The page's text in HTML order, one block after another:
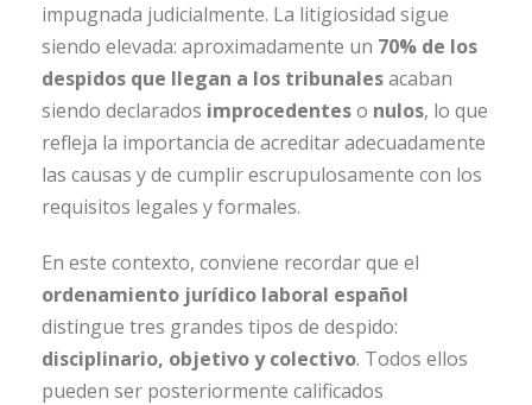
impugnada judicialmente. La litigiosidad sigue
siendo elevada: aproximadamente un 70% de los
despidos que llegan a los tribunalesacaban
siendo declarados improcedenteso nulos, lo que
refleja la importancia de acreditar adecuadamente
las causas y de cumplir escrupulosamente con los
requisitos legales y formales.
En este contexto, conviene recordar que el
ordenamiento jurídico laboral español
distingue tres grandes tipos de despido:
disciplinario, objetivo y colectivo. Todos ellos
pueden ser posteriormente calificados